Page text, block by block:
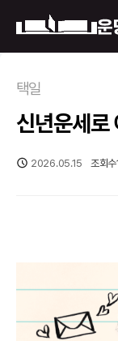
운명
미래
신년운세
택일
신년운세로
2026.05.15 조회수